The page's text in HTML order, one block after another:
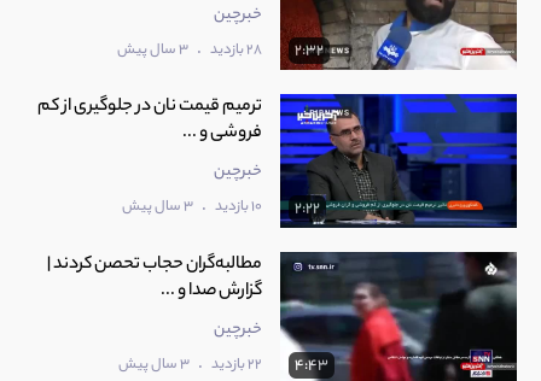
2:32
خبرچین
28 بازدید . 3 سال پیش
2:22
ترمیم قیمت نان در جلوگیری از کم
فروشی و ...
خبرچین
10 بازدید . 3 سال پیش
4:43
مطالبه‌گران حجاب تحصن کردند |
گزارش صدا و ...
خبرچین
22 بازدید . 3 سال پیش